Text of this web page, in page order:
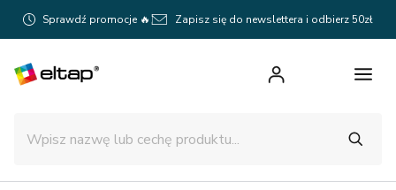
Sprawdź promocje 🔥 Zapisz się do newslettera i odbierz 50zł